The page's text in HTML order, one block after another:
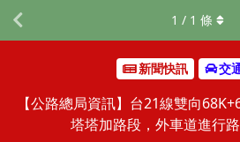
新聞快訊 交
【公路總局資訊】台21線雙向
塔塔加路段，外車道進行路
1 / 1 條